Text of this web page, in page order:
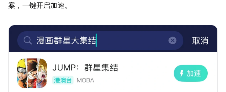
案，一键开启加速。